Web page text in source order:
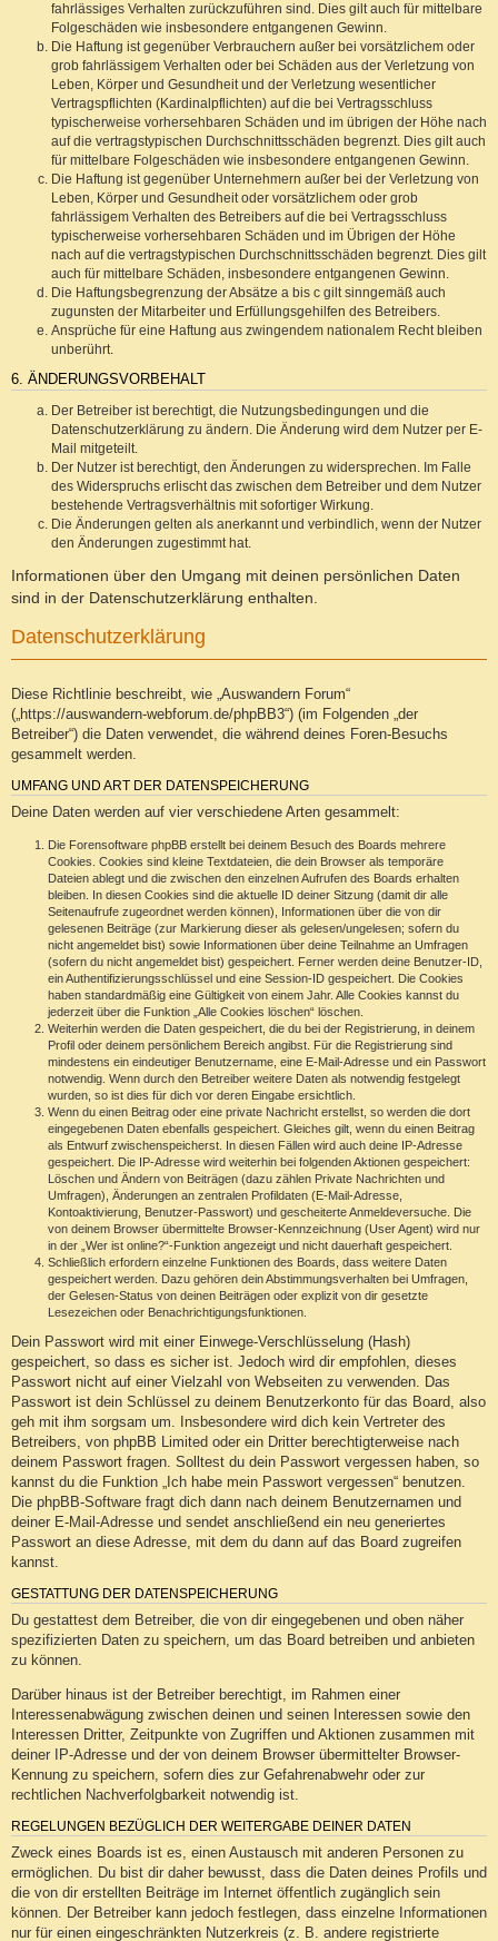
fahrlässiges Verhalten zurückzuführen sind. Dies gilt auch für mittelbare
Folgeschäden wie insbesondere entgangenen Gewinn.
Die Haftung ist gegenüber Verbrauchern außer bei vorsätzlichem oder
grob fahrlässigem Verhalten oder bei Schäden aus der Verletzung von
Leben, Körper und Gesundheit und der Verletzung wesentlicher
Vertragspflichten (Kardinalpflichten) auf die bei Vertragsschluss
typischerweise vorhersehbaren Schäden und im übrigen der Höhe nach
auf die vertragstypischen Durchschnittsschäden begrenzt. Dies gilt auch
für mittelbare Folgeschäden wie insbesondere entgangenen Gewinn.
Die Haftung ist gegenüber Unternehmern außer bei der Verletzung von
Leben, Körper und Gesundheit oder vorsätzlichem oder grob
fahrlässigem Verhalten des Betreibers auf die bei Vertragsschluss
typischerweise vorhersehbaren Schäden und im Übrigen der Höhe
nach auf die vertragstypischen Durchschnittsschäden begrenzt. Dies gilt
auch für mittelbare Schäden, insbesondere entgangenen Gewinn.
Die Haftungsbegrenzung der Absätze a bis c gilt sinngemäß auch
zugunsten der Mitarbeiter und Erfüllungsgehilfen des Betreibers.
Ansprüche für eine Haftung aus zwingendem nationalem Recht bleiben
unberührt.
6. ÄNDERUNGSVORBEHALT
Der Betreiber ist berechtigt, die Nutzungsbedingungen und die
Datenschutzerklärung zu ändern. Die Änderung wird dem Nutzer per E-
Mail mitgeteilt.
Der Nutzer ist berechtigt, den Änderungen zu widersprechen. Im Falle
des Widerspruchs erlischt das zwischen dem Betreiber und dem Nutzer
bestehende Vertragsverhältnis mit sofortiger Wirkung.
Die Änderungen gelten als anerkannt und verbindlich, wenn der Nutzer
den Änderungen zugestimmt hat.
Informationen über den Umgang mit deinen persönlichen Daten
sind in der Datenschutzerklärung enthalten.
Datenschutzerklärung
Diese Richtlinie beschreibt, wie „Auswandern Forum“
(„https://auswandern-webforum.de/phpBB3“) (im Folgenden „der
Betreiber“) die Daten verwendet, die während deines Foren-Besuchs
gesammelt werden.
UMFANG UND ART DER DATENSPEICHERUNG
Deine Daten werden auf vier verschiedene Arten gesammelt:
Die Forensoftware phpBB erstellt bei deinem Besuch des Boards mehrere
Cookies. Cookies sind kleine Textdateien, die dein Browser als temporäre
Dateien ablegt und die zwischen den einzelnen Aufrufen des Boards erhalten
bleiben. In diesen Cookies sind die aktuelle ID deiner Sitzung (damit dir alle
Seitenaufrufe zugeordnet werden können), Informationen über die von dir
gelesenen Beiträge (zur Markierung dieser als gelesen/ungelesen; sofern du
nicht angemeldet bist) sowie Informationen über deine Teilnahme an Umfragen
(sofern du nicht angemeldet bist) gespeichert. Ferner werden deine Benutzer-ID,
ein Authentifizierungsschlüssel und eine Session-ID gespeichert. Die Cookies
haben standardmäßig eine Gültigkeit von einem Jahr. Alle Cookies kannst du
jederzeit über die Funktion „Alle Cookies löschen“ löschen.
Weiterhin werden die Daten gespeichert, die du bei der Registrierung, in deinem
Profil oder deinem persönlichem Bereich angibst. Für die Registrierung sind
mindestens ein eindeutiger Benutzername, eine E-Mail-Adresse und ein Passwort
notwendig. Wenn durch den Betreiber weitere Daten als notwendig festgelegt
wurden, so ist dies für dich vor deren Eingabe ersichtlich.
Wenn du einen Beitrag oder eine private Nachricht erstellst, so werden die dort
eingegebenen Daten ebenfalls gespeichert. Gleiches gilt, wenn du einen Beitrag
als Entwurf zwischenspeicherst. In diesen Fällen wird auch deine IP-Adresse
gespeichert. Die IP-Adresse wird weiterhin bei folgenden Aktionen gespeichert:
Löschen und Ändern von Beiträgen (dazu zählen Private Nachrichten und
Umfragen), Änderungen an zentralen Profildaten (E-Mail-Adresse,
Kontoaktivierung, Benutzer-Passwort) und gescheiterte Anmeldeversuche. Die
von deinem Browser übermittelte Browser-Kennzeichnung (User Agent) wird nur
in der „Wer ist online?“-Funktion angezeigt und nicht dauerhaft gespeichert.
Schließlich erfordern einzelne Funktionen des Boards, dass weitere Daten
gespeichert werden. Dazu gehören dein Abstimmungsverhalten bei Umfragen,
der Gelesen-Status von deinen Beiträgen oder explizit von dir gesetzte
Lesezeichen oder Benachrichtigungsfunktionen.
Dein Passwort wird mit einer Einwege-Verschlüsselung (Hash)
gespeichert, so dass es sicher ist. Jedoch wird dir empfohlen, dieses
Passwort nicht auf einer Vielzahl von Webseiten zu verwenden. Das
Passwort ist dein Schlüssel zu deinem Benutzerkonto für das Board, also
geh mit ihm sorgsam um. Insbesondere wird dich kein Vertreter des
Betreibers, von phpBB Limited oder ein Dritter berechtigterweise nach
deinem Passwort fragen. Solltest du dein Passwort vergessen haben, so
kannst du die Funktion „Ich habe mein Passwort vergessen“ benutzen.
Die phpBB-Software fragt dich dann nach deinem Benutzernamen und
deiner E-Mail-Adresse und sendet anschließend ein neu generiertes
Passwort an diese Adresse, mit dem du dann auf das Board zugreifen
kannst.
GESTATTUNG DER DATENSPEICHERUNG
Du gestattest dem Betreiber, die von dir eingegebenen und oben näher
spezifizierten Daten zu speichern, um das Board betreiben und anbieten
zu können.
Darüber hinaus ist der Betreiber berechtigt, im Rahmen einer
Interessenabwägung zwischen deinen und seinen Interessen sowie den
Interessen Dritter, Zeitpunkte von Zugriffen und Aktionen zusammen mit
deiner IP-Adresse und der von deinem Browser übermittelter Browser-
Kennung zu speichern, sofern dies zur Gefahrenabwehr oder zur
rechtlichen Nachverfolgbarkeit notwendig ist.
REGELUNGEN BEZÜGLICH DER WEITERGABE DEINER DATEN
Zweck eines Boards ist es, einen Austausch mit anderen Personen zu
ermöglichen. Du bist dir daher bewusst, dass die Daten deines Profils und
die von dir erstellten Beiträge im Internet öffentlich zugänglich sein
können. Der Betreiber kann jedoch festlegen, dass einzelne Informationen
nur für einen eingeschränkten Nutzerkreis (z. B. andere registrierte